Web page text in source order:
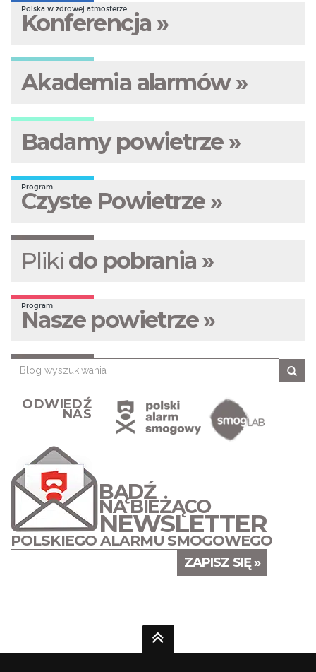
Polska w zdrowej atmosferze
Konferencja »
Akademia alarmów »
Badamy powietrze »
Program
Czyste Powietrze »
Pliki do pobrania »
Program
Nasze powietrze »
ODWIEDŹ
NAS
BĄDŹ
NA BIEŻĄCO
NEWSLETTER
POLSKIEGO ALARMU SMOGOWEGO
ZAPISZ SIĘ »